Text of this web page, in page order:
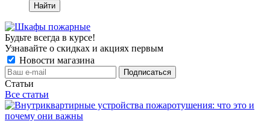
Найти
Будьте всегда в курсе!
Узнавайте о скидках и акциях первым
Новости магазина
Статьи
Все статьи